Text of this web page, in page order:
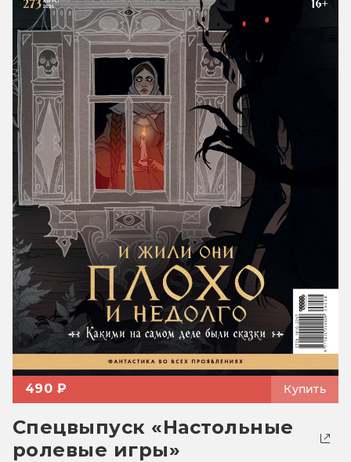
490 ₽ Купить
Спецвыпуск «Настольные
ролевые игры»